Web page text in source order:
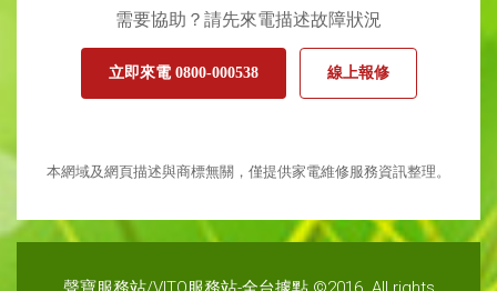
需要協助？請先來電描述故障狀況
立即來電 0800-000538 線上報修
本網域及網頁描述與商標無關，僅提供家電維修服務資訊整理。